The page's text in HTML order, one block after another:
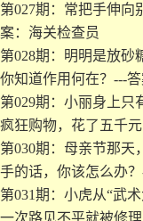
第027期：常把手伸向
案：海关检查员
第028期：明明是放砂
你知道作用何在？---
第029期：小丽身上只
疯狂购物，花了五千
第030期：母亲节那天
手的话，你该怎么办
第031期：小虎从“武
一次路见不平就被修